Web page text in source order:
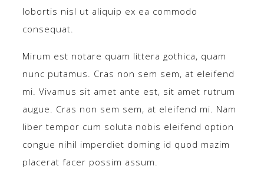
lobortis nisl ut aliquip ex ea commodo
consequat.
Mirum est notare quam littera gothica, quam
nunc putamus. Cras non sem sem, at eleifend
mi. Vivamus sit amet ante est, sit amet rutrum
augue. Cras non sem sem, at eleifend mi. Nam
liber tempor cum soluta nobis eleifend option
congue nihil imperdiet doming id quod mazim
placerat facer possim assum.